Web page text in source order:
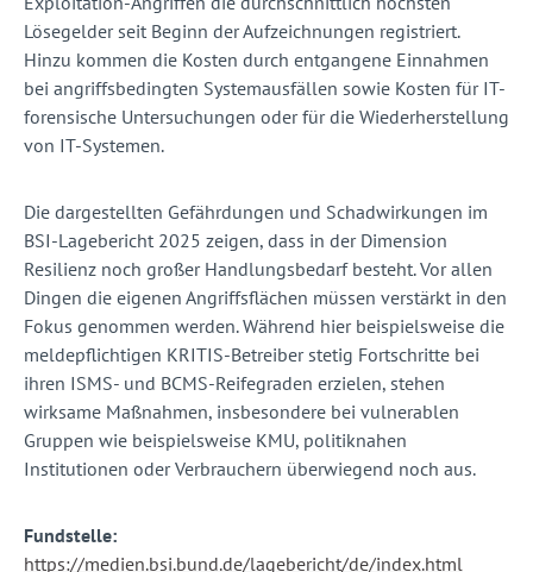
Lösegelder seit Beginn der Aufzeichnungen registriert.
Hinzu kommen die Kosten durch entgangene Einnahmen
bei angriffsbedingten Systemausfällen sowie Kosten für IT-
forensische Untersuchungen oder für die Wiederherstellung
von IT-Systemen.
Die dargestellten Gefährdungen und Schadwirkungen im
BSI-Lagebericht 2025 zeigen, dass in der Dimension
Resilienz noch großer Handlungsbedarf besteht. Vor allen
Dingen die eigenen Angriffsflächen müssen verstärkt in den
Fokus genommen werden. Während hier beispielsweise die
meldepflichtigen KRITIS-Betreiber stetig Fortschritte bei
ihren ISMS- und BCMS-Reifegraden erzielen, stehen
wirksame Maßnahmen, insbesondere bei vulnerablen
Gruppen wie beispielsweise KMU, politiknahen
Institutionen oder Verbrauchern überwiegend noch aus.
Fundstelle:
https://medien.bsi.bund.de/lagebericht/de/index.html